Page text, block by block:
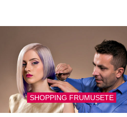
SHOPPING FRUMUSETE